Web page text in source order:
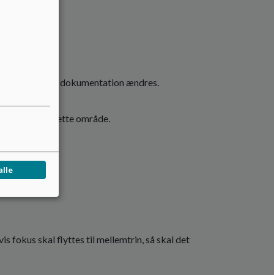
krav om dokumentation ændres.
mere på dette område.
fokus skal flyttes til mellemtrin, så skal det